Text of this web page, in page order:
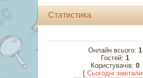
Статистика
Онлайн всього: 1
Гостей: 1
Користувачів: 0
[ Cьогодні завітали